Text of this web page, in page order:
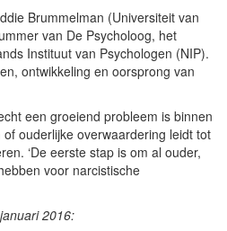
Brummelman (Universiteit van
van De Psycholoog, het
Instituut van Psychologen (NIP).
ontwikkeling en oorsprong van
een groeiend probleem is binnen
ouderlijke overwaardering leidt tot
‘De eerste stap is om al ouder,
voor narcistische
2016: